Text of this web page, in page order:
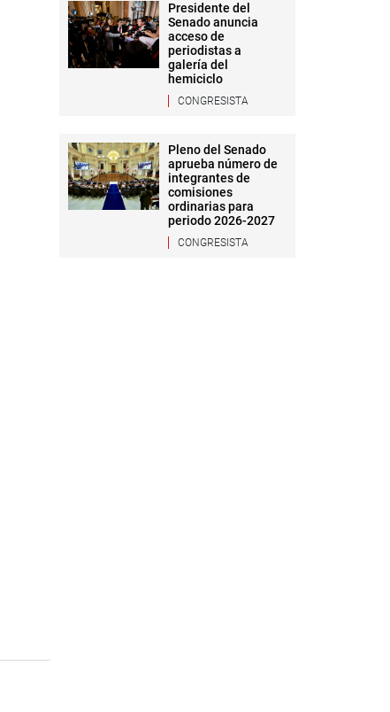
Presidente del
Senado anuncia
acceso de
periodistas a
galería del
hemiciclo
CONGRESISTA
Pleno del Senado
aprueba número de
integrantes de
comisiones
ordinarias para
periodo 2026-2027
CONGRESISTA